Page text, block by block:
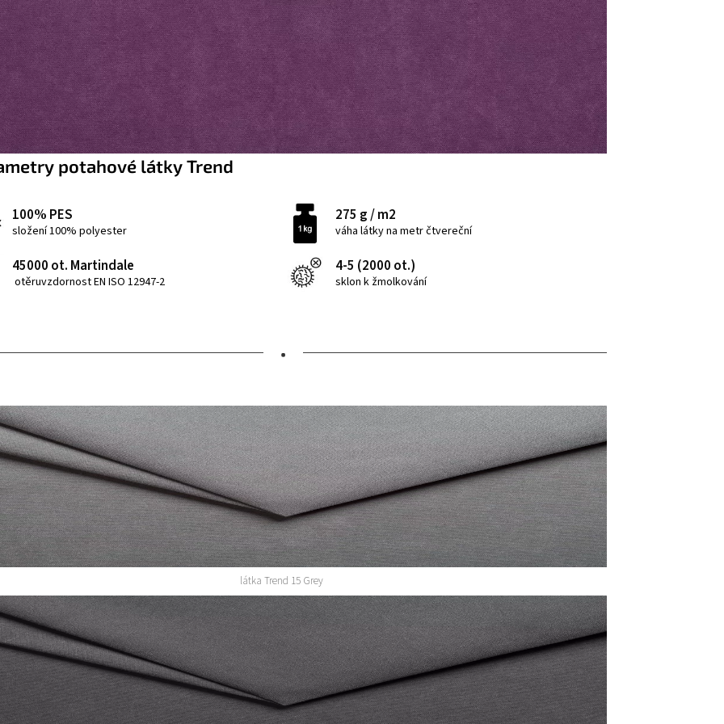
potahové látky Trend
100% PES
složení 100% polyester
275 g / m2
váha látky na metr čtvereční
45000 ot. Martindale
otěruvzdornost EN ISO 12947-2
4-5 (2000 ot.)
sklon k žmolkování
•
látka Trend 15 Grey